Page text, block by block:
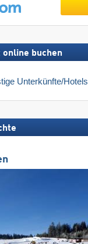
online buchen
Unterkünfte/Hotels